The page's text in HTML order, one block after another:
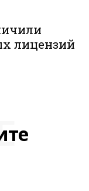
лицензий